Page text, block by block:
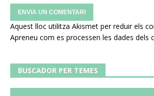
Aquest lloc utilitza Akismet per reduir els
Apreneu com es processen les dades dels
BUSCADOR PER TEMES